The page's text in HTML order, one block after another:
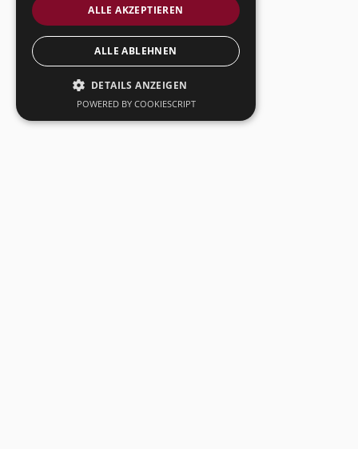
ALLE AKZEPTIEREN
ALLE ABLEHNEN
DETAILS ANZEIGEN
POWERED BY COOKIESCRIPT